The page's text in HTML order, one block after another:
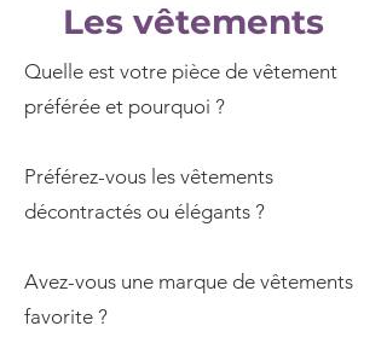
Les vêtements
Quelle est votre pièce de vêtement
préférée et pourquoi ?
Préférez-vous les vêtements
décontractés ou élégants ?
Avez-vous une marque de vêtements
favorite ?